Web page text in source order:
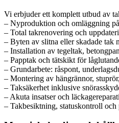
Vi erbjuder ett komplett utbud av
– Nyproduktion och omläggning
– Total takrenovering och
– Byten av slitna eller skadade tak
– Installation av tegeltak,
– Papptak och tätskikt för
– Grundarbete: råspont,
– Montering av hängrännor,
– Taksäkerhet inklusive
– Akuta insatser och
– Takbesiktning, statuskontroll